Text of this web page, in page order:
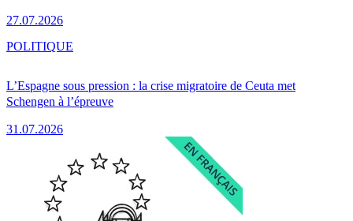
27.07.2026
L’Espagne sous pression : la crise migratoire de Ceuta met
Schengen à l’épreuve
31.07.2026
POLITIQUE